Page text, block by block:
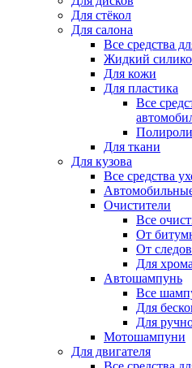
Для стёкол
Для салона
Все средства
Жидкий
Для кожи
Для пластика
Все
Полироли
Для ткани
Для кузова
Все средства
Очистители
Все
От
От
Для хрома
Автошампунь
Все
Для
Для
Мотошампуни
Для двигателя